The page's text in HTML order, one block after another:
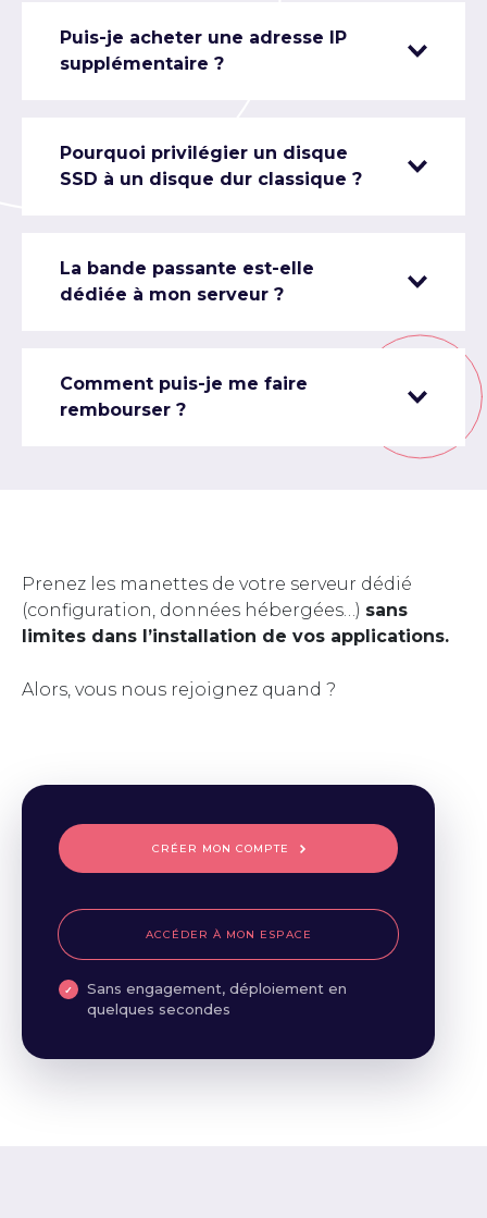
Puis-je acheter une adresse IP
supplémentaire ?
Pourquoi privilégier un disque
SSD à un disque dur classique ?
La bande passante est-elle
dédiée à mon serveur ?
Comment puis-je me faire
rembourser ?
Prenez les manettes de votre serveur dédié
(configuration, données hébergées…) sans
limites dans l’installation de vos applications.
Alors, vous nous rejoignez quand ?
CRÉER MON COMPTE
ACCÉDER À MON ESPACE
Sans engagement, déploiement en
quelques secondes